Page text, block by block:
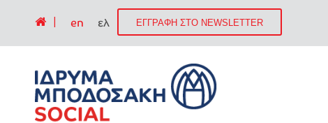
en ελ ΕΓΓΡΑΦΗ ΣΤΟ NEWSLETTER